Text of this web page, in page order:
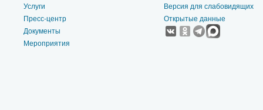
Услуги
Пресс-центр
Документы
Мероприятия
Версия для слабовидящих
Открытые данные